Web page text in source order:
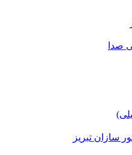
صدا
سازان تبریز